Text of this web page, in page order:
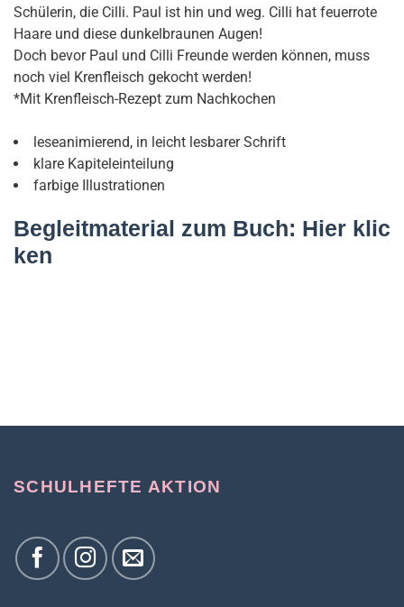
Schülerin, die Cilli. Paul ist hin und weg. Cilli hat feuerrote
Haare und diese dunkelbraunen Augen!
Doch bevor Paul und Cilli Freunde werden können, muss
noch viel Krenfleisch gekocht werden!
*Mit Krenfleisch-Rezept zum Nachkochen
leseanimierend, in leicht lesbarer Schrift
klare Kapiteleinteilung
farbige Illustrationen
Begleitmaterial zum Buch: Hier klic
ken
SCHULHEFTE AKTION